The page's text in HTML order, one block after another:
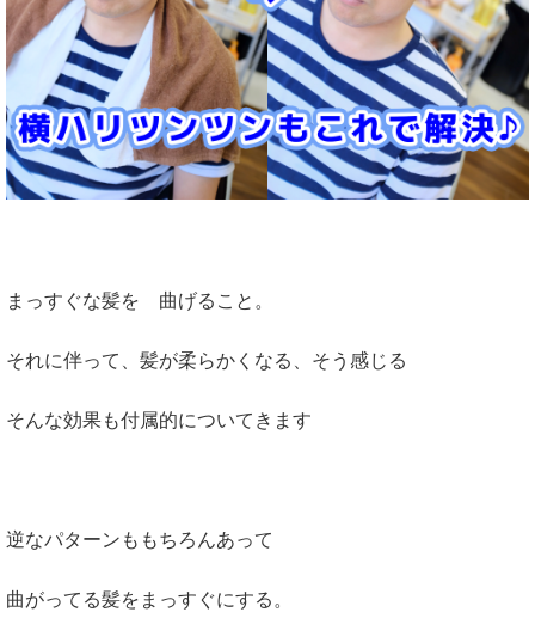
まっすぐな髪を 曲げること。
それに伴って、髪が柔らかくなる、そう感じる
そんな効果も付属的についてきます
逆なパターンももちろんあって
曲がってる髪をまっすぐにする。